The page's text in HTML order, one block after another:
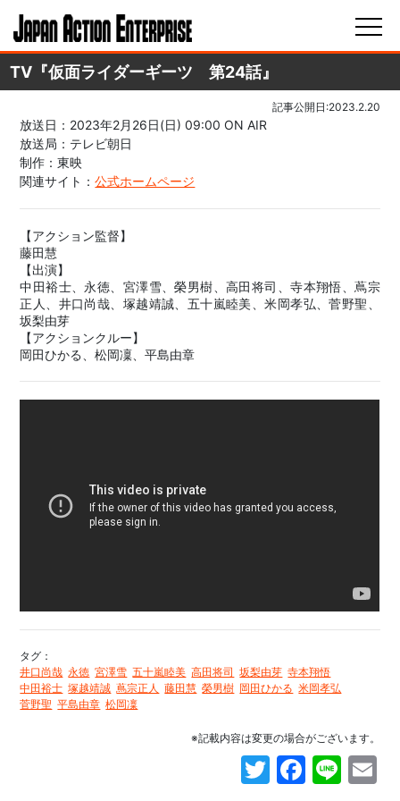
TV『仮面ライダーギーツ 第24話』
記事公開日:2023.2.20
放送日：2023年2月26日(日) 09:00 ON AIR
放送局：テレビ朝日
制作：東映
関連サイト：公式ホームページ
【アクション監督】
藤田慧
【出演】
中田裕士、永徳、宮澤雪、榮男樹、高田将司、寺本翔悟、蔦宗
正人、井口尚哉、塚越靖誠、五十嵐睦美、米岡孝弘、菅野聖、
坂梨由芽
【アクションクルー】
岡田ひかる、松岡凜、平島由章
タグ：
井口尚哉 永徳 宮澤雪 五十嵐睦美 高田将司 坂梨由芽 寺本翔悟
中田裕士 塚越靖誠 蔦宗正人 藤田慧 榮男樹 岡田ひかる 米岡孝弘
菅野聖 平島由章 松岡凜
※記載内容は変更の場合がございます。
Twitter
Line